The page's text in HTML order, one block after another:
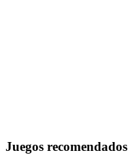
Juegos recomendados